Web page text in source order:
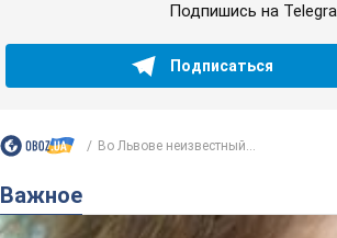
Подпишись на
Подписаться
Во Львове неизвестный...
Важное